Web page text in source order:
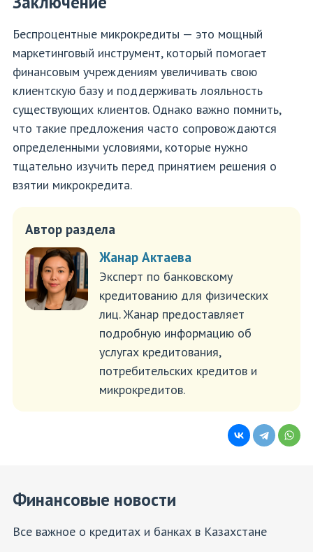
Беспроцентные микрокредиты — это мощный
маркетинговый инструмент, который помогает
финансовым учреждениям увеличивать свою
клиентскую базу и поддерживать лояльность
существующих клиентов. Однако важно помнить,
что такие предложения часто сопровождаются
определенными условиями, которые нужно
тщательно изучить перед принятием решения о
взятии микрокредита.
Автор раздела
Жанар Актаева
Эксперт по банковскому
кредитованию для физических
лиц. Жанар предоставляет
подробную информацию об
услугах кредитования,
потребительских кредитов и
микрокредитов.
Финансовые новости
Все важное о кредитах и банках в Казахстане